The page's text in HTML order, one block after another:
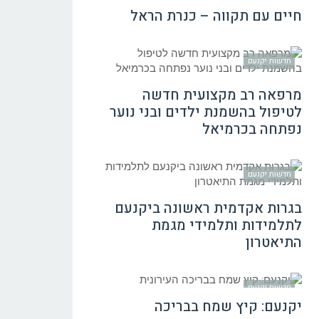
חיים עם תקווה – כנרת הראל
חדשות יקנעם
מרפאה רב מקצועית חדשה
לטיפול בהשמנת ילדים ובני נוער
נפתחה בכרמיאל
חדשות יקנעם
בגרות אקדמית ראשונה ביקנעם
לתלמידות ותלמידי מגמת
התיאטרון
חדשות יקנעם
יקנעם: קיץ שמח בבריכה